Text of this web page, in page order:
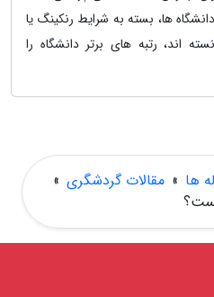
ها، بسته به شرایط رنکینگ یا
اند، رتبه های برتر دانشگاه را
ها » مقالات گردشگری »